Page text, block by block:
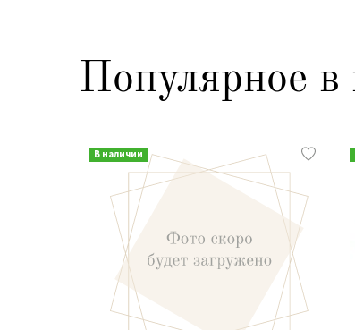
Популярное в
В наличии